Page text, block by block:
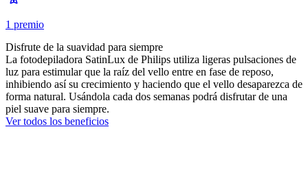
1 premio
Disfrute de la suavidad para siempre
La fotodepiladora SatinLux de Philips utiliza ligeras pulsaciones de
luz para estimular que la raíz del vello entre en fase de reposo,
inhibiendo así su crecimiento y haciendo que el vello desaparezca de
forma natural. Usándola cada dos semanas podrá disfrutar de una
piel suave para siempre.
Ver todos los beneficios